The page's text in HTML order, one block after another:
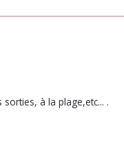
à la plage,etc... .